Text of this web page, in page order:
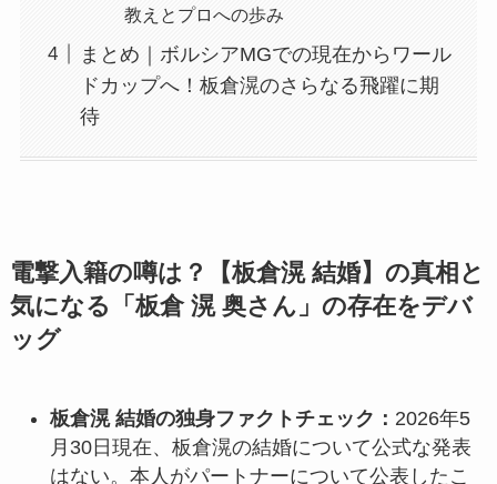
教えとプロへの歩み
まとめ｜ボルシアMGでの現在からワール
ドカップへ！板倉滉のさらなる飛躍に期
待
電撃入籍の噂は？【板倉滉 結婚】の真相と
気になる「板倉 滉 奥さん」の存在をデバ
ッグ
板倉滉 結婚の独身ファクトチェック： 2026年5
月30日現在、板倉滉の結婚について公式な発表
はない。本人がパートナーについて公表したこ